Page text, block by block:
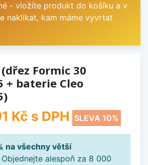
- vložíte produkt do košíku a v
naklikat, kam máme vyvrtat
Formic 30
+ baterie Cleo
Kč s DPH SLEVA 10%
na všechny větší
Objednejte alespoň za 8 000